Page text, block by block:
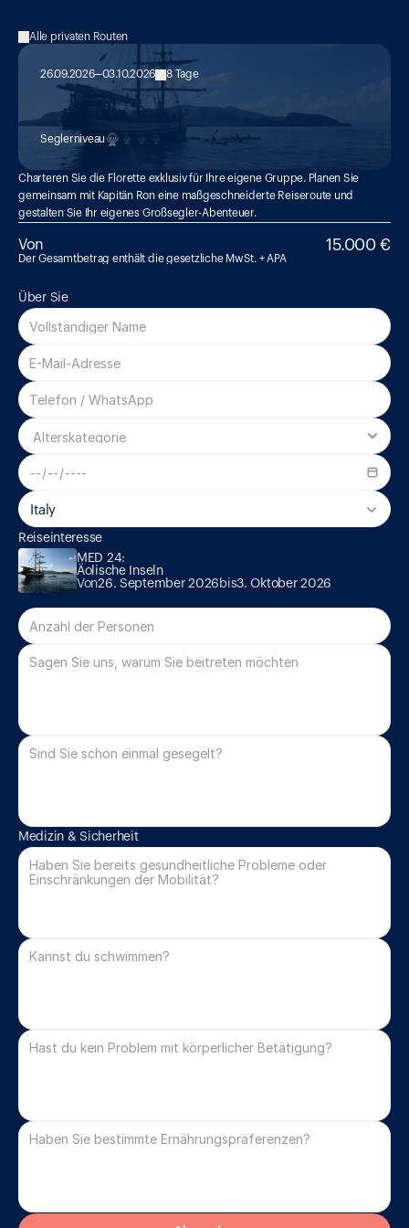
Alle privaten Routen
26.09.2026 03.10.2026 8 Tage
MED 24:
Äolische Inseln
Seglerniveau
Charteren Sie die Florette exklusiv für Ihre eigene Gruppe. Planen Sie
gemeinsam mit Kapitän Ron eine maßgeschneiderte Reiseroute und
gestalten Sie Ihr eigenes Großsegler-Abenteuer.
Von 15.000 €
Der Gesamtbetrag enthält die gesetzliche MwSt. + APA
Über Sie
Italy
MED 24:
Äolische Inseln
Reiseinteresse
MED 24:
Äolische Inseln
Von26. September 2026 bis3. Oktober 2026
Medizin & Sicherheit